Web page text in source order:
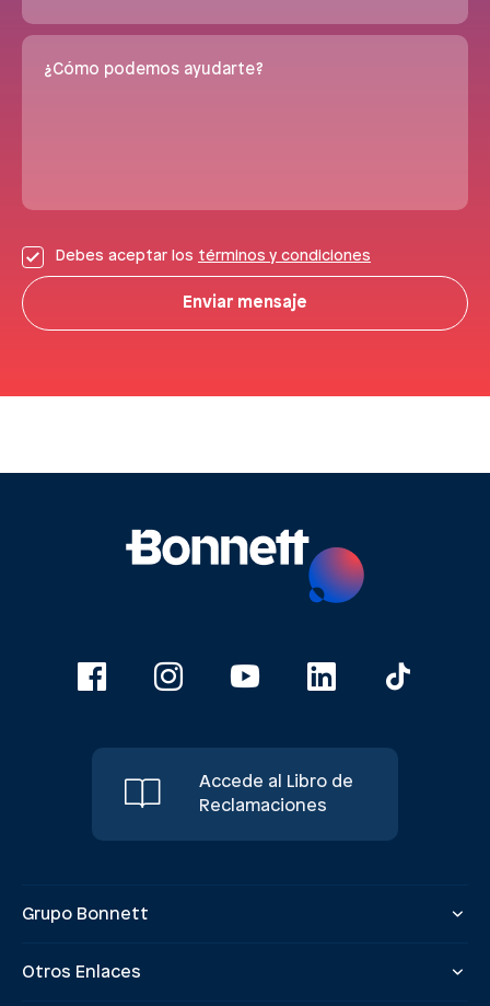
¿Cómo podemos ayudarte?
Debes aceptar los términos y condiciones
Enviar mensaje
Accede al Libro de
Reclamaciones
Grupo Bonnett
Otros Enlaces